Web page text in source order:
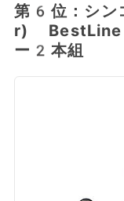
第6位：シ
r) BestLine
ー2本組